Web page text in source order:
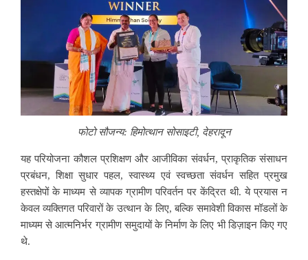
फोटो सौजन्य: हिमोत्थान सोसाइटी, देहरादून
यह परियोजना कौशल प्रशिक्षण और आजीविका संवर्धन, प्राकृतिक संसाधन
प्रबंधन, शिक्षा सुधार पहल, स्वास्थ्य एवं स्वच्छता संवर्धन सहित प्रमुख
हस्तक्षेपों के माध्यम से व्यापक ग्रामीण परिवर्तन पर केंद्रित थी. ये प्रयास न
केवल व्यक्तिगत परिवारों के उत्थान के लिए, बल्कि समावेशी विकास मॉडलों के
माध्यम से आत्मनिर्भर ग्रामीण समुदायों के निर्माण के लिए भी डिज़ाइन किए गए
थे.